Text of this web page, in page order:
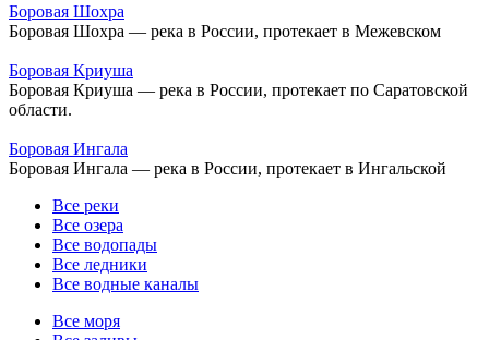
Боровая Шохра
Боровая Шохра — река в России, протекает в Межевском
Боровая Криуша
Боровая Криуша — река в России, протекает по Саратовской
области.
Боровая Ингала
Боровая Ингала — река в России, протекает в Ингальской
Все реки
Все озера
Все водопады
Все ледники
Все водные каналы
Все моря